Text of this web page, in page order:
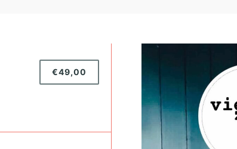
W
O
R
K
S
€49,00